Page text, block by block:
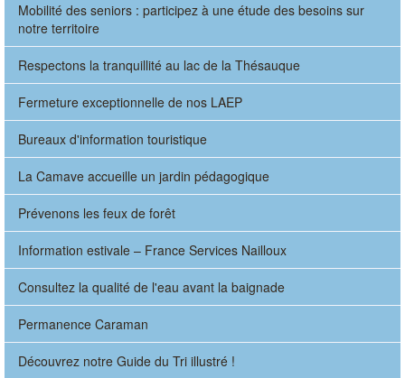
Mobilité des seniors : participez à une étude des besoins sur
notre territoire
Respectons la tranquillité au lac de la Thésauque
Fermeture exceptionnelle de nos LAEP
Bureaux d'information touristique
La Camave accueille un jardin pédagogique
Prévenons les feux de forêt
Information estivale – France Services Nailloux
Consultez la qualité de l'eau avant la baignade
Permanence Caraman
Découvrez notre Guide du Tri illustré !